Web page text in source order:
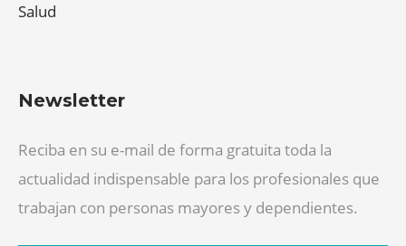
Salud
Newsletter
Reciba en su e-mail de forma gratuita toda la
actualidad indispensable para los profesionales que
trabajan con personas mayores y dependientes.